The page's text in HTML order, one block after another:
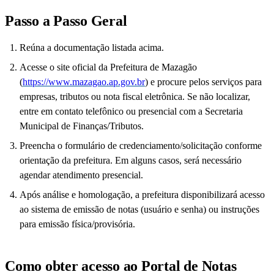
Passo a Passo Geral
Reúna a documentação listada acima.
Acesse o site oficial da Prefeitura de Mazagão
(https://www.mazagao.ap.gov.br) e procure pelos serviços para
empresas, tributos ou nota fiscal eletrônica. Se não localizar,
entre em contato telefônico ou presencial com a Secretaria
Municipal de Finanças/Tributos.
Preencha o formulário de credenciamento/solicitação conforme
orientação da prefeitura. Em alguns casos, será necessário
agendar atendimento presencial.
Após análise e homologação, a prefeitura disponibilizará acesso
ao sistema de emissão de notas (usuário e senha) ou instruções
para emissão física/provisória.
Como obter acesso ao Portal de Notas